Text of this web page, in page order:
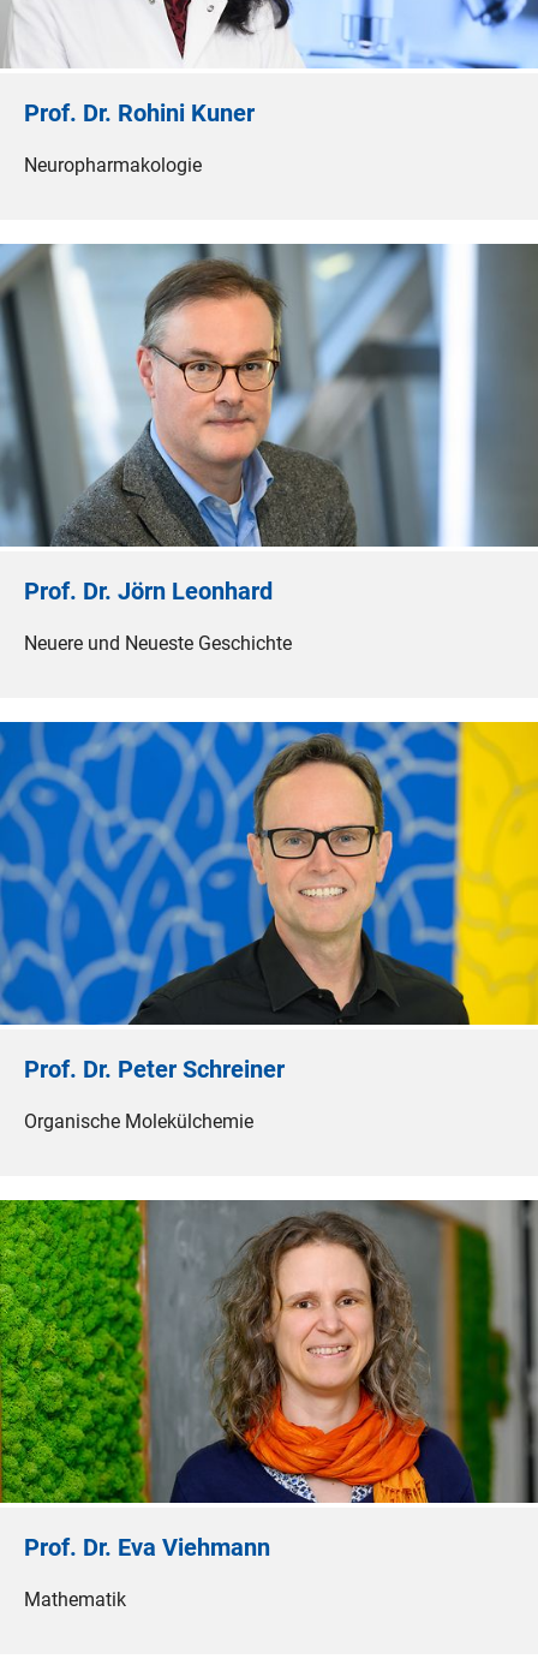
Prof. Dr. Rohini Kuner
Neuropharmakologie
Prof. Dr. Jörn Leonhard
Neuere und Neueste Geschichte
Prof. Dr. Peter Schreiner
Organische Molekülchemie
Prof. Dr. Eva Viehmann
Mathematik